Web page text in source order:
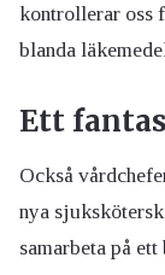
kontrollerar oss
blanda
Ett
Också
nya
samarbeta på ett